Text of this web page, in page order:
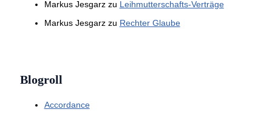
Markus Jesgarzzu Leihmutterschafts-Verträge
Markus Jesgarzzu Rechter Glaube
Blogroll
Accordance